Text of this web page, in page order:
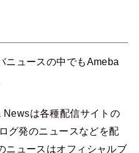
ニュースの中でもAmeba
は各種配信サイトの
グ発のニュースなどを配
ニュースはオフィシャルブ